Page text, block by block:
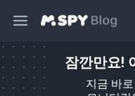
잠깐만요!
지금 바